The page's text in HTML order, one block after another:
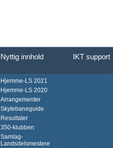
Nyttig innhold IKT support
Hjemme-LS 2021
Hjemme-LS 2020
Arrangementer
Skytebaneguide
Resultater
350-klubben
Samlag-
Landsdelsmestere